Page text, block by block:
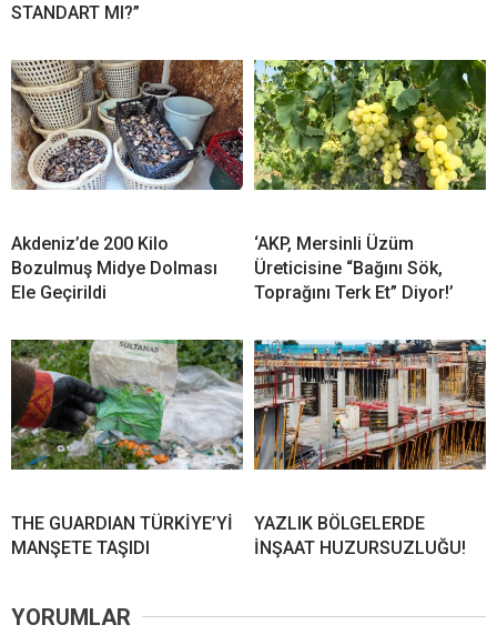
STANDART MI?”
Akdeniz’de 200 Kilo
Bozulmuş Midye Dolması
Ele Geçirildi
‘AKP, Mersinli Üzüm
Üreticisine “Bağını Sök,
Toprağını Terk Et” Diyor!’
THE GUARDIAN TÜRKİYE’Yİ
MANŞETE TAŞIDI
YAZLIK BÖLGELERDE
İNŞAAT HUZURSUZLUĞU!
YORUMLAR